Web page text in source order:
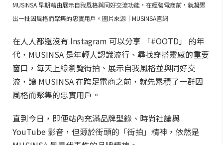
MUSINSA 早期藉由展示自我風格與同好交流功能，在經營電商前，就凝聚
出一批因風格而聚集的忠實用戶。圖片來源｜MUSINSA官網
在人人都還沒有 Instagram 可以分享 「#OOTD」 的年
代，MUSINSA 是年輕人認識流行、尋找穿搭靈感的重要
窗口，每天上線瀏覽街拍、展示自我風格並與同好交
流，讓 MUSINSA 在跨足電商之前，就先累積了一群因
風格而聚集的忠實用戶。
直到今日，即便站內充滿品牌型錄、時尚社論與
YouTube 影音，但源於街頭的「街拍」精神，依然是